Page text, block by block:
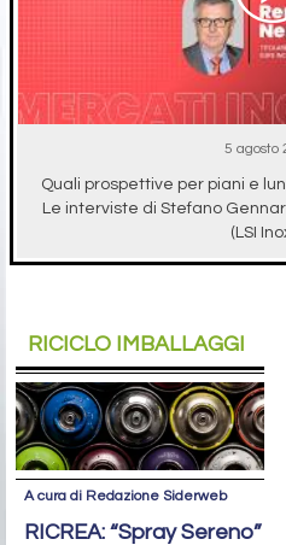
5 agosto
Quali prospettive per piani e
Le interviste di Stefano
(LSI
RICICLO IMBALLAGGI
A cura di Redazione Siderweb
RICREA: “Spray Sereno”